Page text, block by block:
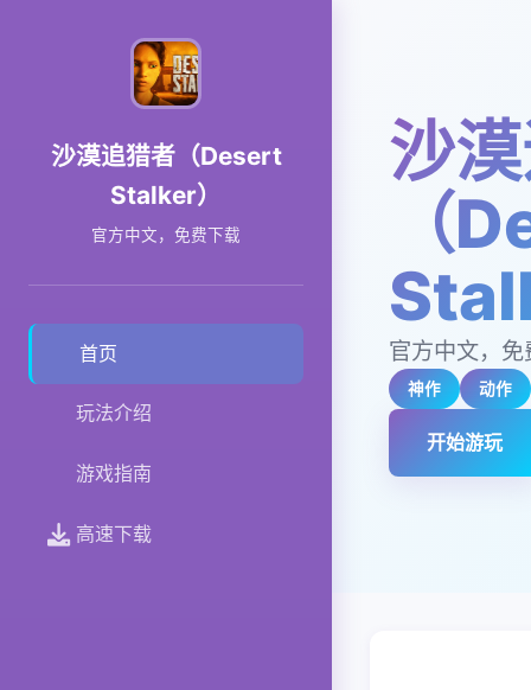
沙漠追猎者（Desert
Stalker）
官方中文，免费下载
首页
玩法介绍
游戏指南
高速下载
沙
（
官方中文，免
神作 动作
开始游玩